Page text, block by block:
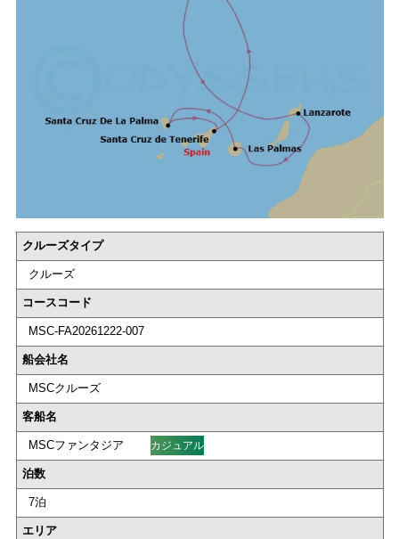
クルーズタイプ
クルーズ
コースコード
MSC-FA20261222-007
船会社名
MSCクルーズ
客船名
MSCファンタジア カジュアル
泊数
7泊
エリア